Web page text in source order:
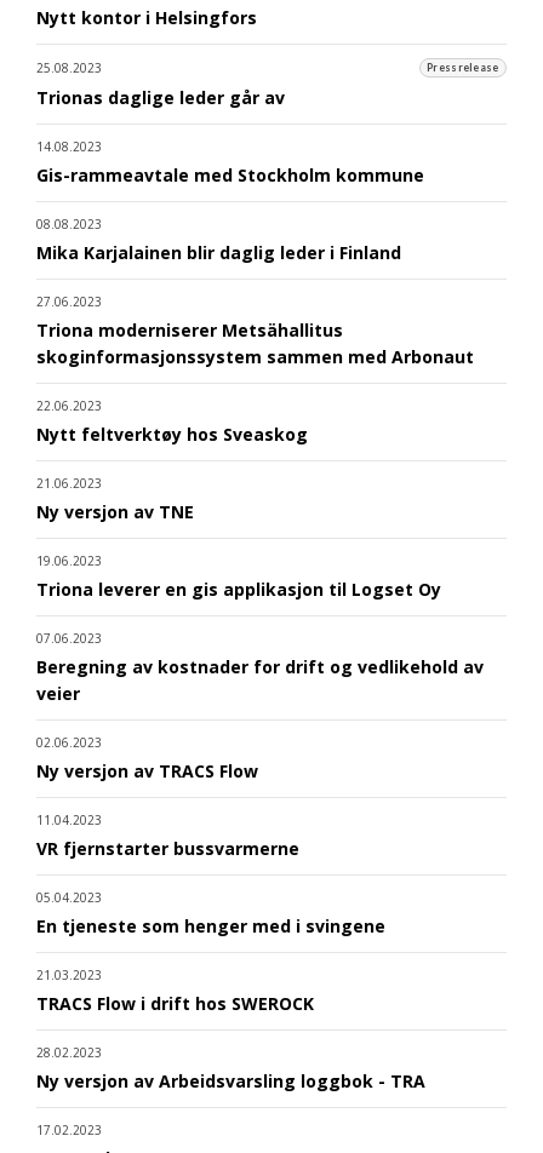
Nytt kontor i Helsingfors
25.08.2023 Pressrelease
Trionas daglige leder går av
14.08.2023
Gis-rammeavtale med Stockholm kommune
08.08.2023
Mika Karjalainen blir daglig leder i Finland
27.06.2023
Triona moderniserer Metsähallitus
skoginformasjonssystem sammen med Arbonaut
22.06.2023
Nytt feltverktøy hos Sveaskog
21.06.2023
Ny versjon av TNE
19.06.2023
Triona leverer en gis applikasjon til Logset Oy
07.06.2023
Beregning av kostnader for drift og vedlikehold av
veier
02.06.2023
Ny versjon av TRACS Flow
11.04.2023
VR fjernstarter bussvarmerne
05.04.2023
En tjeneste som henger med i svingene
21.03.2023
TRACS Flow i drift hos SWEROCK
28.02.2023
Ny versjon av Arbeidsvarsling loggbok - TRA
17.02.2023